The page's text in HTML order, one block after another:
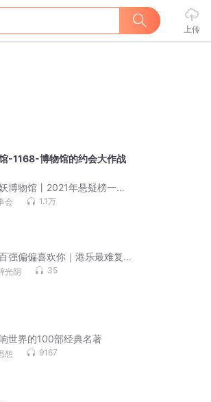
上传
-1168-博物馆的约会大作战
博物馆丨2021年悬疑榜一神
津津
会 1.1万
强偏偏喜欢你｜港乐最难复
泽
光阴 35
世界的100部经典名著
想 9167